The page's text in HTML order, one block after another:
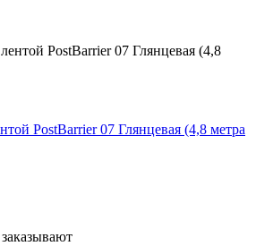
PostBarrier 07 Глянцевая (4,8 метра